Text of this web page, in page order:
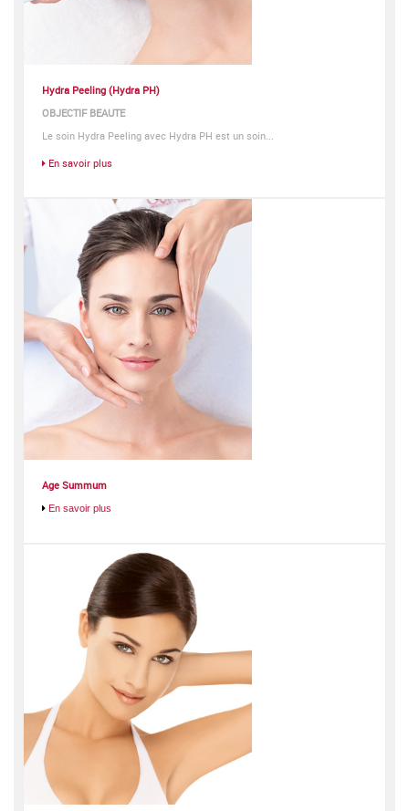
Hydra Peeling (Hydra PH)
OBJECTIF BEAUTE
Le soin Hydra Peeling avec Hydra PH est un soin...
En savoir plus
Age Summum
En savoir plus